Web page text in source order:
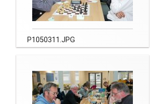
P1050311.JPG